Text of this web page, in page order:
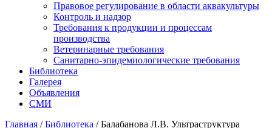
Правовое регулирование в области аквакультуры
Контроль и надзор
Требования к продукции и процессам
производства
Ветеринарные требования
Санитарно-эпидемиологические требования
Библиотека
Галерея
Объявления
СМИ
Главная /Библиотека /Балабанова Л.В. Ультраструктура